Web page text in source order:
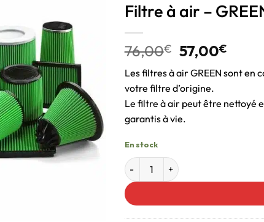
Filtre à air –
76,00€ 57,00€
Les filtres à air GREEN sont en
votre filtre d’origine.
Le filtre à air peut être nettoyé
garantis à vie.
En stock